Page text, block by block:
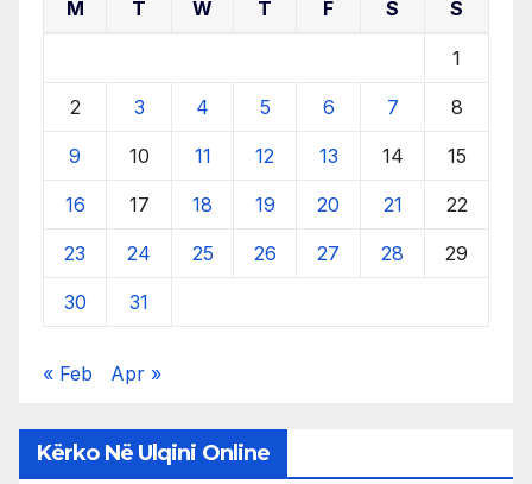
M T W T F S S
1
2 3 4 5 6 7 8
9 10 11 12 13 14 15
16 17 18 19 20 21 22
23 24 25 26 27 28 29
30 31
« Feb Apr »
Kërko Në Ulqini Online